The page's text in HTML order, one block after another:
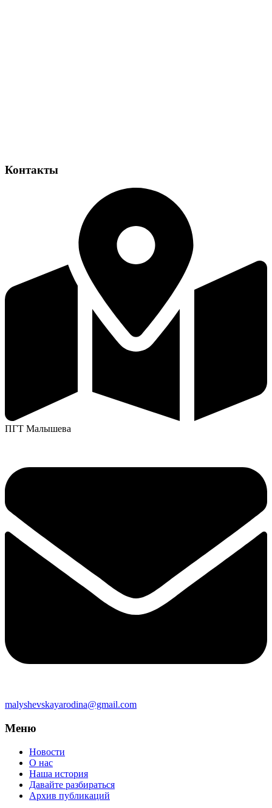
Контакты
ПГТ Малышева
malyshevskayarodina@gmail.com
Меню
Новости
О нас
Наша история
Давайте разбираться
Архив публикаций